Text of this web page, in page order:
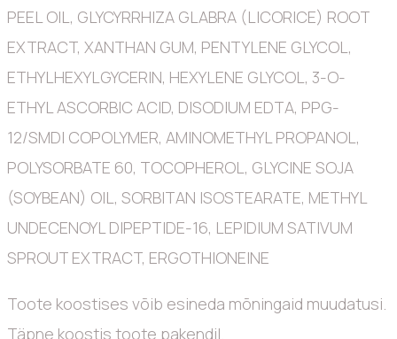
PEEL OIL, GLYCYRRHIZA GLABRA (LICORICE) ROOT
EXTRACT, XANTHAN GUM, PENTYLENE GLYCOL,
ETHYLHEXYLGYCERIN, HEXYLENE GLYCOL, 3-O-
ETHYL ASCORBIC ACID, DISODIUM EDTA, PPG-
12/SMDI COPOLYMER, AMINOMETHYL PROPANOL,
POLYSORBATE 60, TOCOPHEROL, GLYCINE SOJA
(SOYBEAN) OIL, SORBITAN ISOSTEARATE, METHYL
UNDECENOYL DIPEPTIDE-16, LEPIDIUM SATIVUM
SPROUT EXTRACT, ERGOTHIONEINE
Toote koostises võib esineda mõningaid muudatusi.
Täpne koostis toote pakendil.